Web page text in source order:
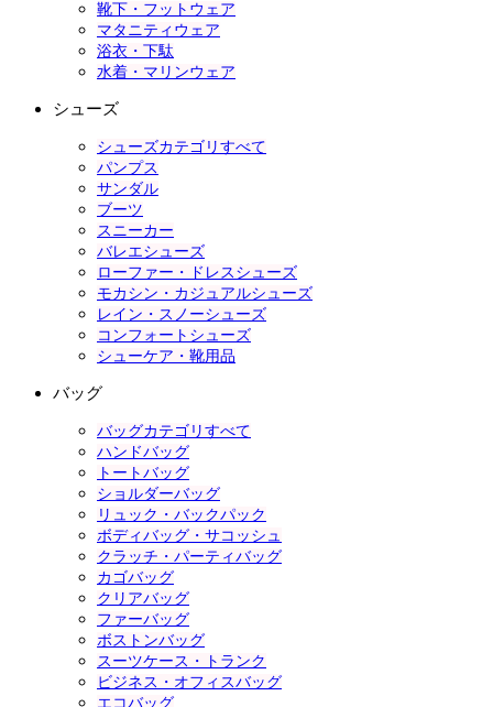
靴下・フットウェア
マタニティウェア
浴衣・下駄
水着・マリンウェア
シューズ
シューズカテゴリすべて
パンプス
サンダル
ブーツ
スニーカー
バレエシューズ
ローファー・ドレスシューズ
モカシン・カジュアルシューズ
レイン・スノーシューズ
コンフォートシューズ
シューケア・靴用品
バッグ
バッグカテゴリすべて
ハンドバッグ
トートバッグ
ショルダーバッグ
リュック・バックパック
ボディバッグ・サコッシュ
クラッチ・パーティバッグ
カゴバッグ
クリアバッグ
ファーバッグ
ボストンバッグ
スーツケース・トランク
ビジネス・オフィスバッグ
エコバッグ